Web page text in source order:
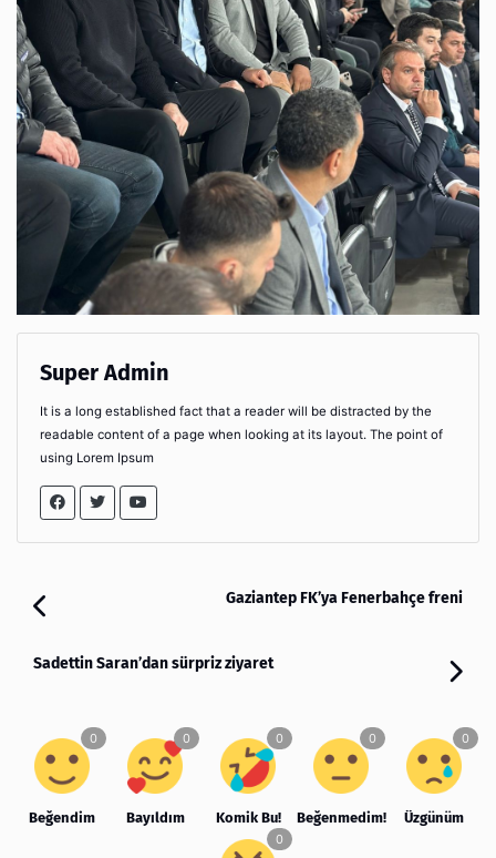
Super Admin
It is a long established fact that a reader will be distracted by the
readable content of a page when looking at its layout. The point of
using Lorem Ipsum
Gaziantep FK’ya Fenerbahçe freni
Sadettin Saran’dan sürpriz ziyaret
Beğendim Bayıldım Komik Bu! Beğenmedim! Üzgünüm